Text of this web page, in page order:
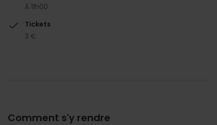
À 11h00
Tickets
3 €
Comment s'y rendre